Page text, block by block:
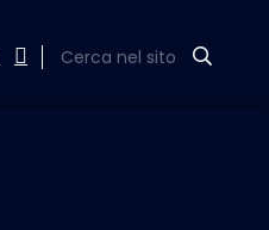
Cerca nel sito